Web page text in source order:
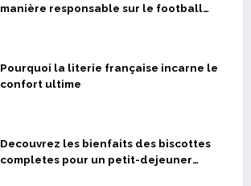
manière responsable sur le football
Pourquoi la literie française incarne le
confort ultime
Decouvrez les bienfaits des biscottes
completes pour un petit-dejeuner